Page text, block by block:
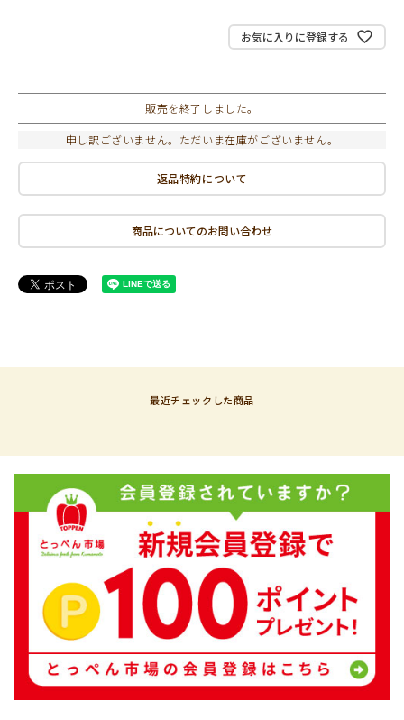
お気に入りに登録する
販売を終了しました。
申し訳ございません。ただいま在庫がございません。
返品特約について
商品についてのお問い合わせ
最近チェックした商品